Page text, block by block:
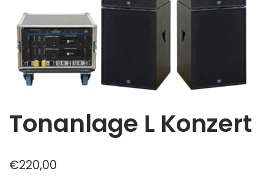
Tonanlage L Konzert
€220,00